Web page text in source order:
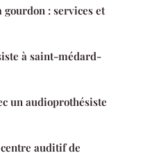
: services et
à saint-médard-
un audioprothésiste
auditif de